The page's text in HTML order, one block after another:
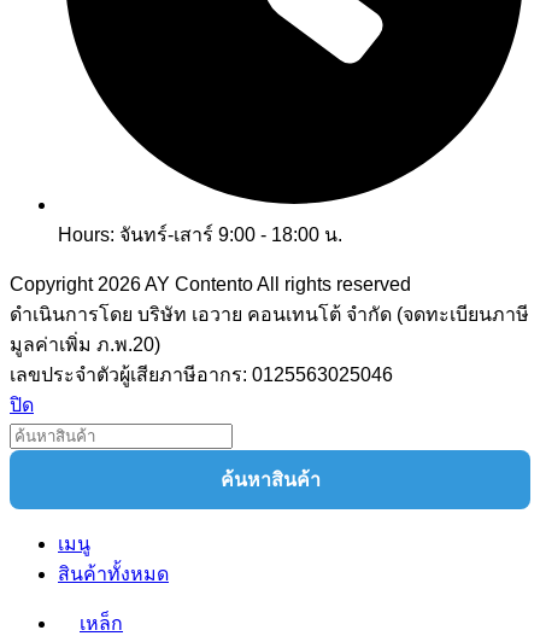
Hours: จันทร์-เสาร์ 9:00 - 18:00 น.
Copyright 2026AY Contento All rights reserved
ดำเนินการโดย บริษัท เอวาย คอนเทนโต้ จำกัด (จดทะเบียนภาษี
มูลค่าเพิ่ม ภ.พ.20)
เลขประจำตัวผู้เสียภาษีอากร: 0125563025046
ปิด
ค้นหาสินค้า
เมนู
สินค้าทั้งหมด
เหล็ก